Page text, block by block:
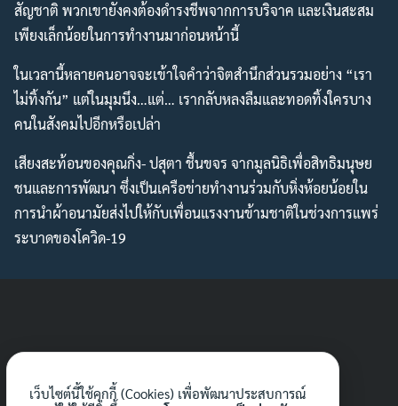
Search
for: Search
สัญชาติ พวกเขายังคงต้องดำรงชีพจากการบริจาค และเงินสะสม
เพียงเล็กน้อยในการทำงานมาก่อนหน้านี้
ในเวลานี้หลายคนอาจจะเข้าใจคำว่าจิตสำนึกส่วนรวมอย่าง “เรา
ไม่ทิ้งกัน” แต่ในมุมนึง…แต่… เรากลับหลงลืมและทอดทิ้งใครบาง
คนในสังคมไปอีกหรือเปล่า
เสียงสะท้อนของคุณกิ่ง- ปสุตา ชื้นขจร จากมูลนิธิเพื่อสิทธิมนุษย
ชนและการพัฒนา ซึ่งเป็นเครือข่ายทำงานร่วมกับหิ่งห้อยน้อยใน
การนำผ้าอนามัยส่งไปให้กับเพื่อนแรงงานข้ามชาติในช่วงการแพร่
ระบาดของโควิด-19
เว็บไซต์นี้ใช้คุกกี้ (Cookies) เพื่อพัฒนาประสบการณ์